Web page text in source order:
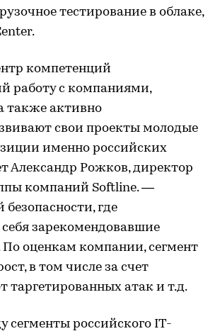
тестирование в облаке,
компетенций
работу с компаниями,
также активно
свои проекты молодые
именно российских
Александр Рожков, директор
компаний Softline. —
где
зарекомендовавшие
оценкам компании, сегмент
в том числе за счет
атак и т.д.
сегменты российского IT-